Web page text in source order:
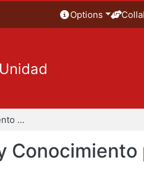
Options
Artículos - Departamento de Investigación y Conocimiento para el Diseño
Conocimiento